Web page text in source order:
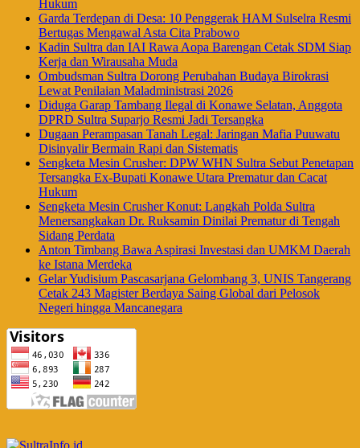
Hukum
Garda Terdepan di Desa: 10 Penggerak HAM Sulselra Resmi
Bertugas Mengawal Asta Cita Prabowo
Kadin Sultra dan IAI Rawa Aopa Barengan Cetak SDM Siap
Kerja dan Wirausaha Muda
Ombudsman Sultra Dorong Perubahan Budaya Birokrasi
Lewat Penilaian Maladministrasi 2026
Diduga Garap Tambang Ilegal di Konawe Selatan, Anggota
DPRD Sultra Suparjo Resmi Jadi Tersangka
Dugaan Perampasan Tanah Legal: Jaringan Mafia Puuwatu
Disinyalir Bermain Rapi dan Sistematis
Sengketa Mesin Crusher: DPW WHN Sultra Sebut Penetapan
Tersangka Ex-Bupati Konawe Utara Prematur dan Cacat
Hukum
Sengketa Mesin Crusher Konut: Langkah Polda Sultra
Menersangkakan Dr. Ruksamin Dinilai Prematur di Tengah
Sidang Perdata
Anton Timbang Bawa Aspirasi Investasi dan UMKM Daerah
ke Istana Merdeka
Gelar Yudisium Pascasarjana Gelombang 3, UNIS Tangerang
Cetak 243 Magister Berdaya Saing Global dari Pelosok
Negeri hingga Mancanegara